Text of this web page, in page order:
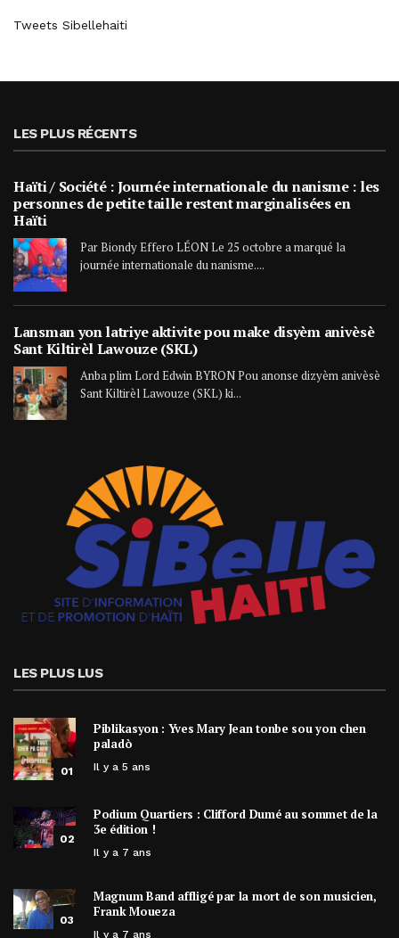
Tweets Sibellehaiti
LES PLUS RÉCENTS
Haïti / Société : Journée internationale du nanisme : les
personnes de petite taille restent marginalisées en
Haïti
Par Biondy Effero LÉON Le 25 octobre a marqué la
journée internationale du nanisme....
Lansman yon latriye aktivite pou make disyèm anivèsè
Sant Kiltirèl Lawouze (SKL)
Anba plim Lord Edwin BYRON Pou anonse dizyèm anivèsè
Sant Kiltirèl Lawouze (SKL) ki...
LES PLUS LUS
01
Piblikasyon : Yves Mary Jean tonbe sou yon chen
paladò
Il y a 5 ans
02
Podium Quartiers : Clifford Dumé au sommet de la
3e édition !
Il y a 7 ans
03
Magnum Band affligé par la mort de son musicien,
Frank Moueza
Il y a 7 ans